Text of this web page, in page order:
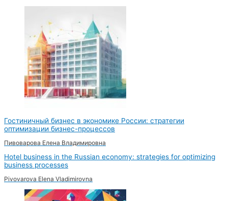
Гостиничный бизнес в экономике России: стратегии
оптимизации бизнес-процессов
Пивоварова Елена Владимировна
Hotel business in the Russian economy: strategies for optimizing
business processes
Pivovarova Elena Vladimirovna